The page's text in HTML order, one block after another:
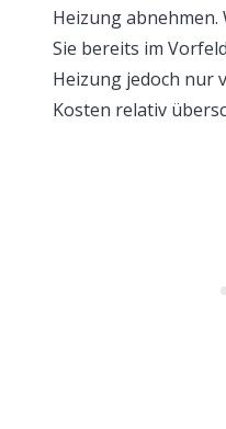
Heizung
Sie bereits im
Heizung jedoch nur
Kosten relativ